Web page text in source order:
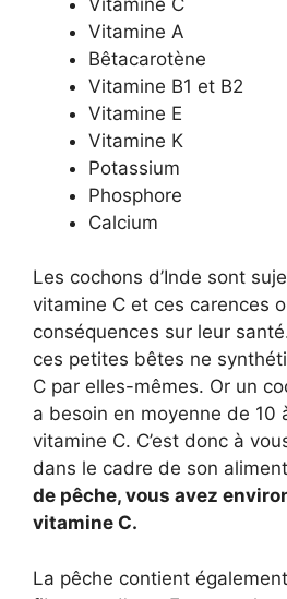
Vitamine A
Bêtacarotène
Vitamine B1 et B2
Vitamine E
Vitamine K
Potassium
Phosphore
Calcium
Les cochons d’Inde sont
vitamine C et ces carences
conséquences sur leur
ces petites bêtes ne
C par elles-mêmes. Or un
a besoin en moyenne de 10
vitamine C. C’est donc à
dans le cadre de son
de pêche, vous avez
vitamine C.
La pêche contient